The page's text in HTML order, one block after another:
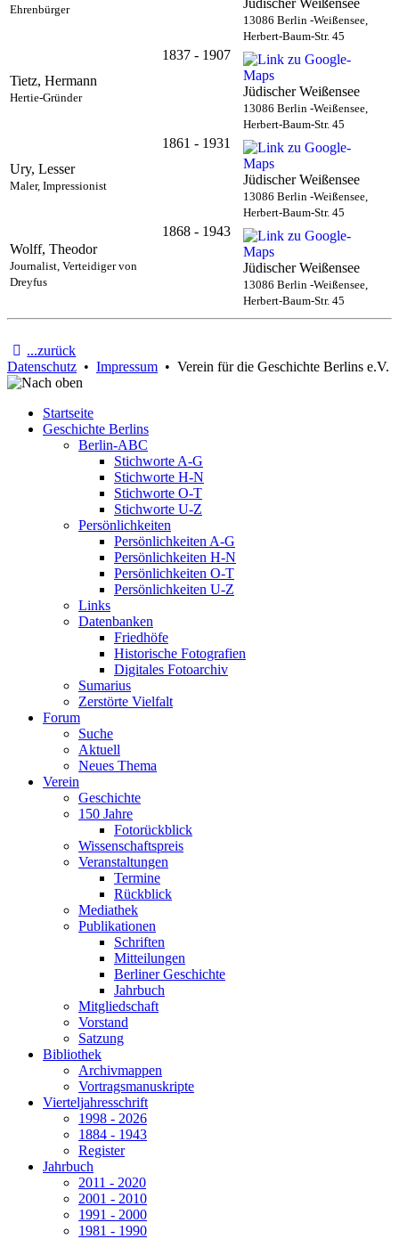
Ehrenbürger Jüdischer Weißensee
13086 Berlin -Weißensee,
Herbert-Baum-Str. 45
Tietz, Hermann
Hertie-Gründer
1837 - 1907
Jüdischer Weißensee
13086 Berlin -Weißensee,
Herbert-Baum-Str. 45
Ury, Lesser
Maler, Impressionist
1861 - 1931
Jüdischer Weißensee
13086 Berlin -Weißensee,
Herbert-Baum-Str. 45
Wolff, Theodor
Journalist, Verteidiger von
Dreyfus
1868 - 1943
Jüdischer Weißensee
13086 Berlin -Weißensee,
Herbert-Baum-Str. 45
...zurück
Datenschutz • Impressum • Verein für die Geschichte Berlins e.V.
Startseite
Geschichte Berlins
Berlin-ABC
Stichworte A-G
Stichworte H-N
Stichworte O-T
Stichworte U-Z
Persönlichkeiten
Persönlichkeiten A-G
Persönlichkeiten H-N
Persönlichkeiten O-T
Persönlichkeiten U-Z
Links
Datenbanken
Friedhöfe
Historische Fotografien
Digitales Fotoarchiv
Sumarius
Zerstörte Vielfalt
Forum
Suche
Aktuell
Neues Thema
Verein
Geschichte
150 Jahre
Fotorückblick
Wissenschaftspreis
Veranstaltungen
Termine
Rückblick
Mediathek
Publikationen
Schriften
Mitteilungen
Berliner Geschichte
Jahrbuch
Mitgliedschaft
Vorstand
Satzung
Bibliothek
Archivmappen
Vortragsmanuskripte
Vierteljahresschrift
1998 - 2026
1884 - 1943
Register
Jahrbuch
2011 - 2020
2001 - 2010
1991 - 2000
1981 - 1990